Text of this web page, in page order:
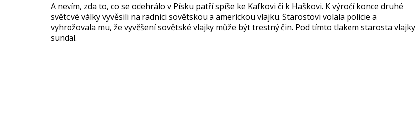
A nevím, zda to, co se odehrálo v Písku patří spíše ke Kafkovi či k Haškovi. K výročí konce druhé
světové války vyvěsili na radnici sovětskou a americkou vlajku. Starostovi volala policie a
vyhrožovala mu, že vyvěšení sovětské vlajky může být trestný čin. Pod tímto tlakem starosta vlajky
sundal.